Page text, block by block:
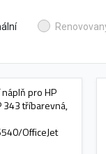
pro HP
343 tříbarevná,
OfficeJet